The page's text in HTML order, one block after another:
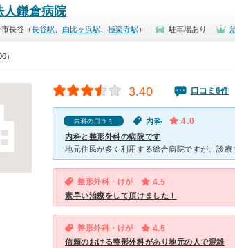
人鎌倉病院
長谷（長谷駅 由比ヶ浜駅 極楽寺駅 ） 駐車場あり
）
3.40 口コミ6件
内科の口コミ 内科 4.0
内科と整形外科の病院です
整形外科・けが 4.5
素早い治療をして頂けました！
整形外科・けが 4.5
信頼のおける整形外科があり地元の人で混雑